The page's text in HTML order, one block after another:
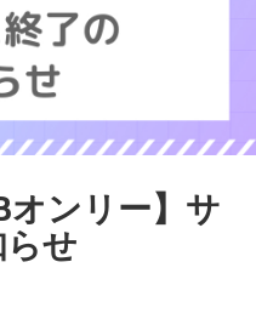
オンリー】サ
せ